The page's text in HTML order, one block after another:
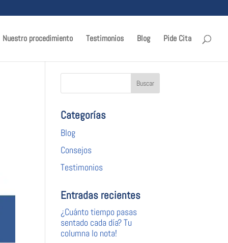
Nuestro procedimiento Testimonios Blog Pide Cita
Categorías
Blog
Consejos
Testimonios
Entradas recientes
¿Cuánto tiempo pasas
sentado cada día? Tu
columna lo nota!